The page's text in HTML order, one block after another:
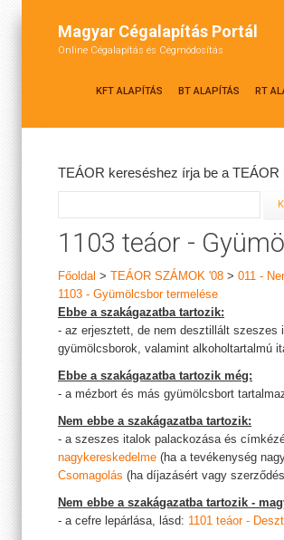
Magyar Cégalapítás Portál
Online Cégalapítás és Cégmódosítás
KFT ALAPÍTÁS BT ALAPÍTÁS RT
TEÁOR kereséshez írja be a
1103 teáor -
Főoldal > TEÁOR SZÁMOK '08 > 011 -
1103 - Gyümölcsbor termelése
Ebbe a szakágazatba tartozik:
- az erjesztett, de nem desztillált szeszes
gyümölcsborok, valamint alkoholtartalmú
Ebbe a szakágazatba tartozik még:
- a mézbort és más gyümölcsbort
Nem ebbe a szakágazatba tartozik:
- a szeszes italok palackozása és
nagykereskedelme (ha a tevékenység
Csomagolás (ha díjazásért vagy
Nem ebbe a szakágazatba tartozik -
- a cefre lepárlása, lásd: 1101 teáor -